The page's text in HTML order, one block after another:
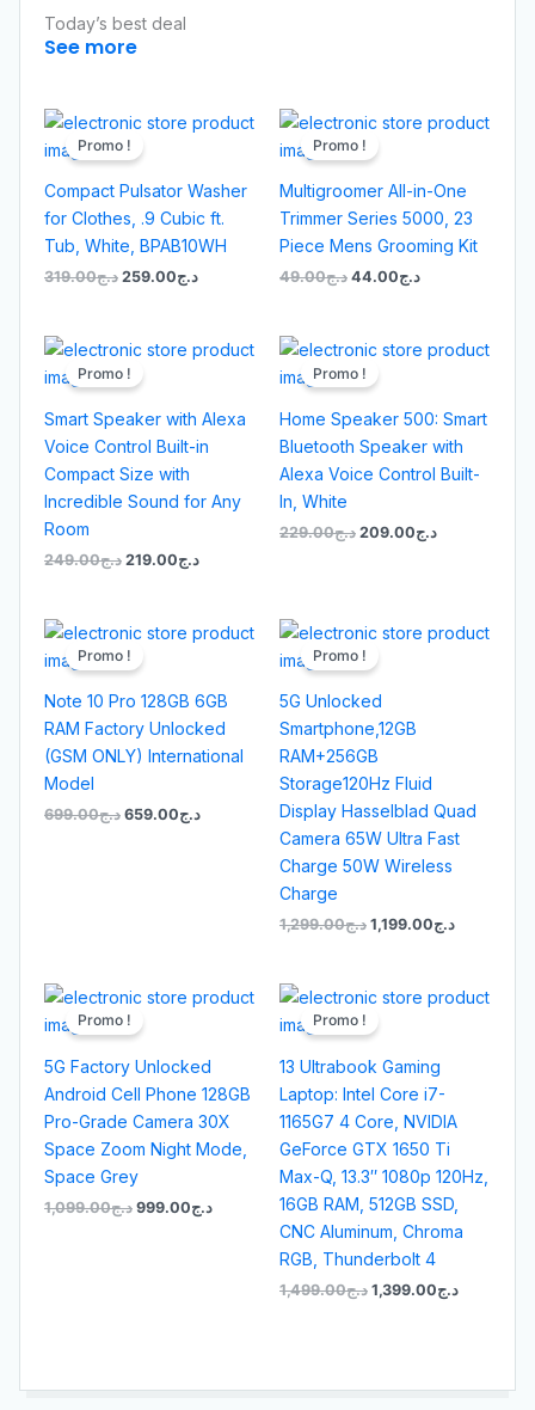
Today’s best deal
See more
Promo !
Compact Pulsator Washer
for Clothes, .9 Cubic ft.
Tub, White, BPAB10WH
د.ج319.00
Le
initial
د.ج319.00.
د.ج259.00
Le
Promo !
Multigroomer All-in-One
Trimmer Series 5000, 23
Piece Mens Grooming Kit
د.ج49.00
Le
initial
د.ج49.00.
د.ج44.00
Le
prix
Promo !
Smart Speaker with Alexa
Voice Control Built-in
Compact Size with
Incredible Sound for Any
Room
د.ج249.00
Le
initial
د.ج249.00.
د.ج219.00
Le
Promo !
Home Speaker 500: Smart
Bluetooth Speaker with
Alexa Voice Control Built-
In, White
د.ج229.00
Le
initial
د.ج229.00.
د.ج209.00
Le
Promo !
Note 10 Pro 128GB 6GB
RAM Factory Unlocked
(GSM ONLY) International
Model
د.ج699.00
Le
initial
د.ج699.00.
د.ج659.00
Le
د.ج659.00.
Promo !
5G Unlocked
Smartphone,12GB
RAM+256GB
Storage120Hz Fluid
Display Hasselblad Quad
Camera 65W Ultra Fast
Charge 50W Wireless
Charge
د.ج1,299.00
Le
initial
د.ج1,199.00
Le
Promo !
5G Factory Unlocked
Android Cell Phone 128GB
Pro-Grade Camera 30X
Space Zoom Night Mode,
Space Grey
د.ج1,099.00
Le
initial
د.ج999.00
Le
د.ج999.00.
Promo !
13 Ultrabook Gaming
Laptop: Intel Core i7-
1165G7 4 Core, NVIDIA
GeForce GTX 1650 Ti
Max-Q, 13.3″ 1080p 120Hz,
16GB RAM, 512GB SSD,
CNC Aluminum, Chroma
RGB, Thunderbolt 4
د.ج1,499.00
Le
initial
د.ج1,399.00
Le